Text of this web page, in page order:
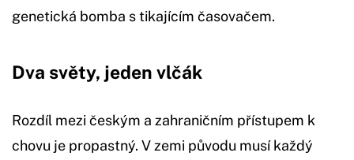
genetická bomba s tikajícím časovačem.
Dva světy, jeden vlčák
Rozdíl mezi českým a zahraničním přístupem k
chovu je propastný. V zemi původu musí každý